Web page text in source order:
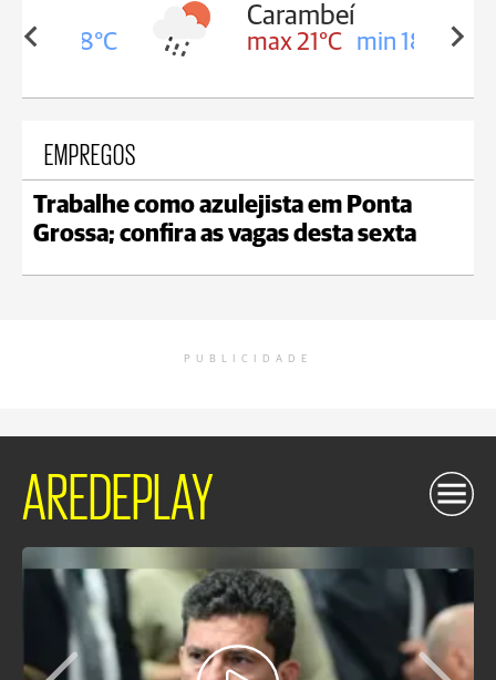
18°C
Carambeí
max 21°C min 18°C
EMPREGOS
Trabalhe como azulejista em Ponta
Grossa; confira as vagas desta sexta
PUBLICIDADE
AREDEPLAY